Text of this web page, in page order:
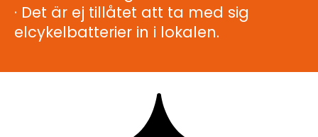
· Det är ej tillåtet att ta med sig
elcykelbatterier in i lokalen.